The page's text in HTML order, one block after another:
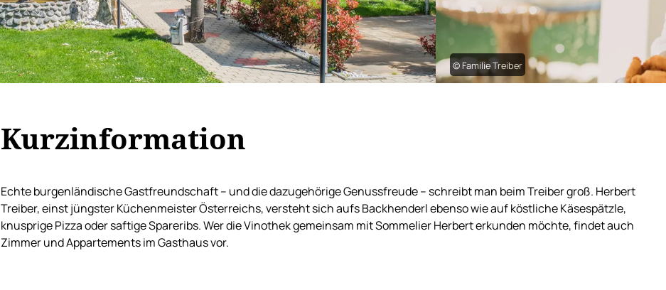
© Familie Treiber
Kurzinformation
Echte burgenländische Gastfreundschaft – und die dazugehörige Genussfreude – schreibt man beim Treiber groß. Herbert
Treiber, einst jüngster Küchenmeister Österreichs, versteht sich aufs Backhenderl ebenso wie auf köstliche Käsespätzle,
knusprige Pizza oder saftige Spareribs. Wer die Vinothek gemeinsam mit Sommelier Herbert erkunden möchte, findet auch
Zimmer und Appartements im Gasthaus vor.